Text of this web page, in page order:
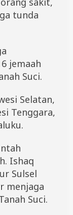
tunda
jemaah
Suci.
Selatan,
Tenggara,
Ishaq
Sulsel
menjaga
Suci.